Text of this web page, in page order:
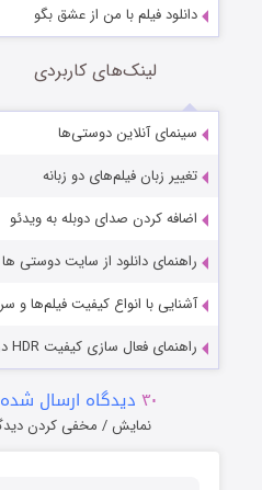
دانلود فیلم با من از عشق بگو
لینک‌های کاربردی
سینمای آنلاین دوستی‌ها
تغییر زبان فیلم‌های دو زبانه
اضافه کردن صدای دوبله به ویدئو
راهنمای دانلود از سایت دوستی ها
آشنایی با انواع کیفیت فیلم‌ها و سریال‌ها
راهنمای فعال سازی کیفیت HDR در PotPlayer
دیدگاه ارسال شده است
نمایش / مخفی کردن دیدگاه ها